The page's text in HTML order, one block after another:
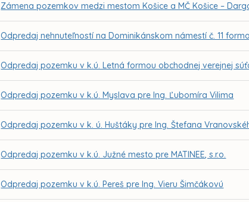
Zámena pozemkov medzi mestom Košice a MČ Košice –
Odpredaj nehnuteľností na Dominikánskom námestí č. 11
Odpredaj pozemku v k.ú. Letná formou obchodnej verejnej
Odpredaj pozemku v k.ú. Myslava pre Ing. Ľubomíra Vilima
Odpredaj pozemku v k. ú. Huštáky pre Ing. Štefana
Odpredaj pozemku v k.ú. Južné mesto pre MATINEE, s.r.o.
Odpredaj pozemku v k.ú. Pereš pre Ing. Vieru Šimčákovú